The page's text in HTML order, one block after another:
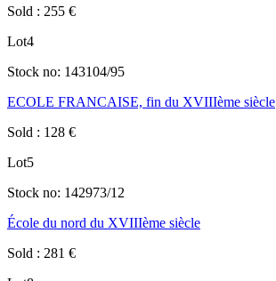
Sold : 255 €
Lot4
Stock no: 143104/95
ECOLE FRANCAISE, fin du XVIIIème siècle
Sold : 128 €
Lot5
Stock no: 142973/12
École du nord du XVIIIème siècle
Sold : 281 €